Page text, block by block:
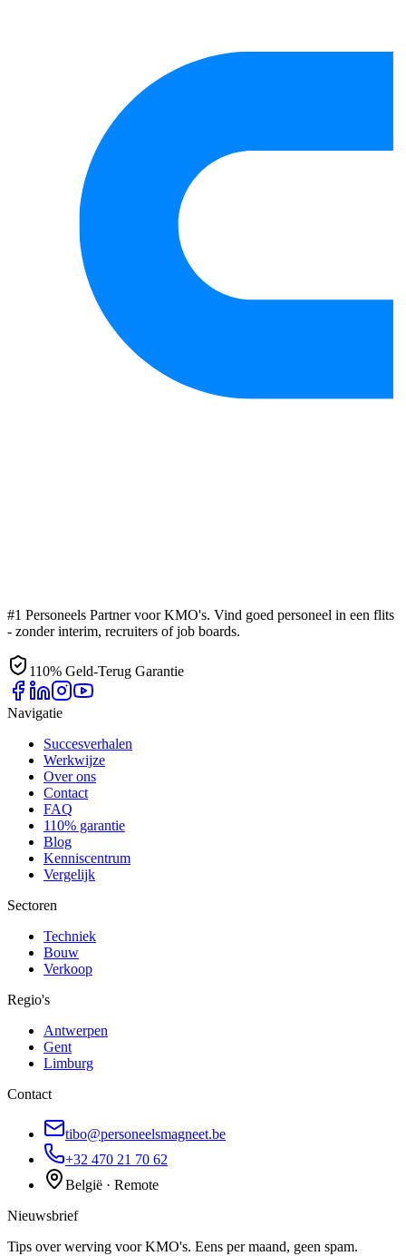
#1 Personeels Partner voor KMO's. Vind goed personeel in een flits
- zonder interim, recruiters of job boards.
110% Geld-Terug Garantie
Navigatie
Succesverhalen
Werkwijze
Over ons
Contact
FAQ
110% garantie
Blog
Kenniscentrum
Vergelijk
Sectoren
Techniek
Bouw
Verkoop
Regio's
Antwerpen
Gent
Limburg
Contact
tibo@personeelsmagneet.be
+32 470 21 70 62
België · Remote
Nieuwsbrief
Tips over werving voor KMO's. Eens per maand, geen spam.